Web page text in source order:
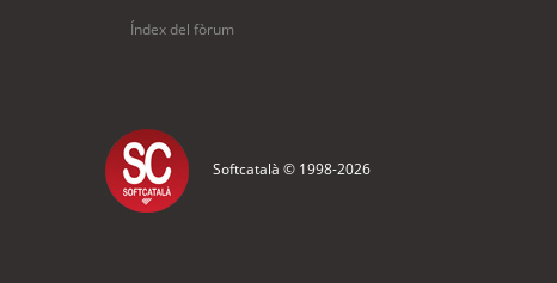
Índex del fòrum
Softcatalà © 1998-2026